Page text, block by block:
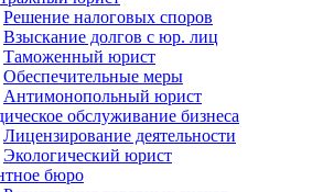
Решение налоговых споров
Взыскание долгов с юр. лиц
Таможенный юрист
Обеспечительные меры
Антимонопольный юрист
обслуживание бизнеса
Лицензирование деятельности
Экологический юрист
бюро